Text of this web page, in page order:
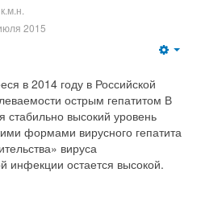
2015
в 2014 году в Российской
острым гепатитом В
стабильно высокий уровень
формами вирусного гепатита
вируса
инфекции остается высокой.